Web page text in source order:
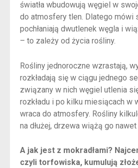
światła wbudowują węgiel w
do atmosfery tlen. Dlatego mówi
pochłaniają dwutlenek węgla i
– to zależy od życia rośliny.
Rośliny jednoroczne wzrastają,
rozkładają się w ciągu jednego
związany w nich węgiel utlenia
rozkładu i po kilku miesiącach w
wraca do atmosfery. Rośliny
na dłużej, drzewa wiążą go
A jak jest z mokradłami?
czyli torfowiska, kumulują